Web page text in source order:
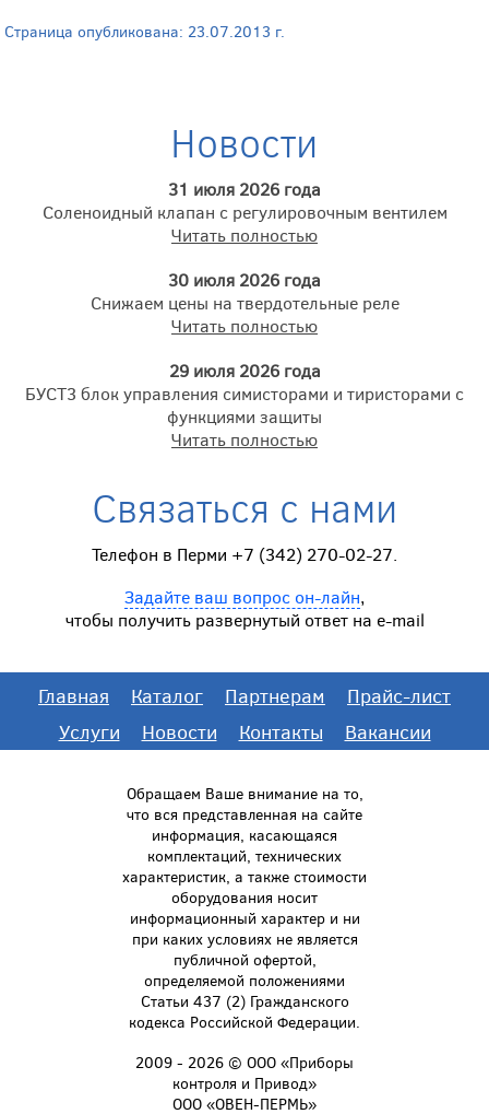
Страница опубликована: 23.07.2013 г.
Новости
31 июля 2026 года
Соленоидный клапан с регулировочным вентилем
Читать полностью
30 июля 2026 года
Снижаем цены на твердотельные реле
Читать полностью
29 июля 2026 года
БУСТ3 блок управления симисторами и тиристорами с
функциями защиты
Читать полностью
Связаться с нами
Телефон в Перми +7 (342) 270-02-27.
Задайте ваш вопрос он-лайн,
чтобы получить развернутый ответ на e-mail
Главная Каталог Партнерам
Прайс-лист
Услуги
Новости Контакты Вакансии
Обращаем Ваше внимание на то,
что вся представленная на сайте
информация, касающаяся
комплектаций, технических
характеристик, а также стоимости
оборудования носит
информационный характер и ни
при каких условиях не является
публичной офертой,
определяемой положениями
Статьи 437 (2) Гражданского
кодекса Российской Федерации.
2009 - 2026 © ООО «Приборы
контроля и Привод»
ООО «ОВЕН-ПЕРМЬ»